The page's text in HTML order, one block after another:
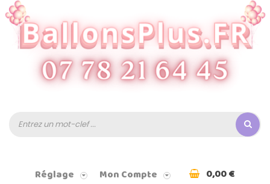
Réglage Mon Compte 0,00 €